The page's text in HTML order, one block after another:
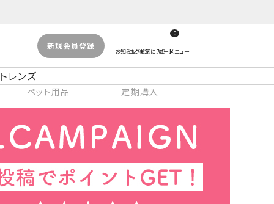
新規会員登録
0
レンズ
ペット用品 定期購入